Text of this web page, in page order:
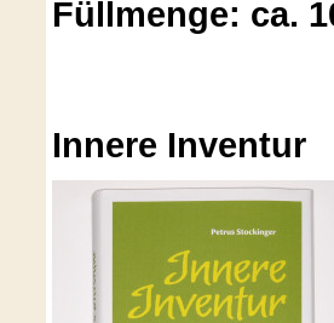
Füllmenge: ca.
Innere Inventur